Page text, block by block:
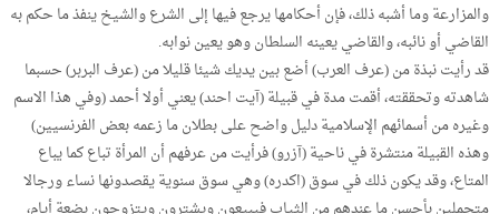
والمزارعة وما أشبه ذلك، فإن أحكامها يرجع فيها إلى الشرع والشيخ ينفذ ما حكم به
القاضي أو نائبه، والقاضي يعينه السلطان وهو يعين نوابه.
قد رأيت نبذة من (عرف العرب) أضع بين يديك شيئا قليلا من (عرف البربر) حسبما
شاهدته وتحققته، أقمت مدة في قبيلة (آيت احند) يعني أولا أحمد (وفي هذا الاسم
وغيره من أسمائهم الإسلامية دليل واضح على بطلان ما زعمه بعض الفرنسيين)
وهذه القبيلة منتشرة في ناحية (آزرو) فرأيت من عرفهم أن المرأة تباع كما يباع
المتاع، وقد يكون ذلك في سوق (اكدره) وهي سوق سنوية يقصدونها نساء ورجالا